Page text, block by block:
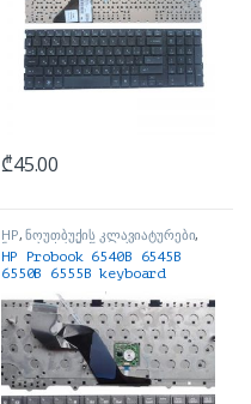
₾45.00
HP,ნოუთბუქის კლავიატურები,
ნოუთბუქის ნაწილები და
აქსესუარები
HP Probook 6540B 6545B
6550B 6555B keyboard